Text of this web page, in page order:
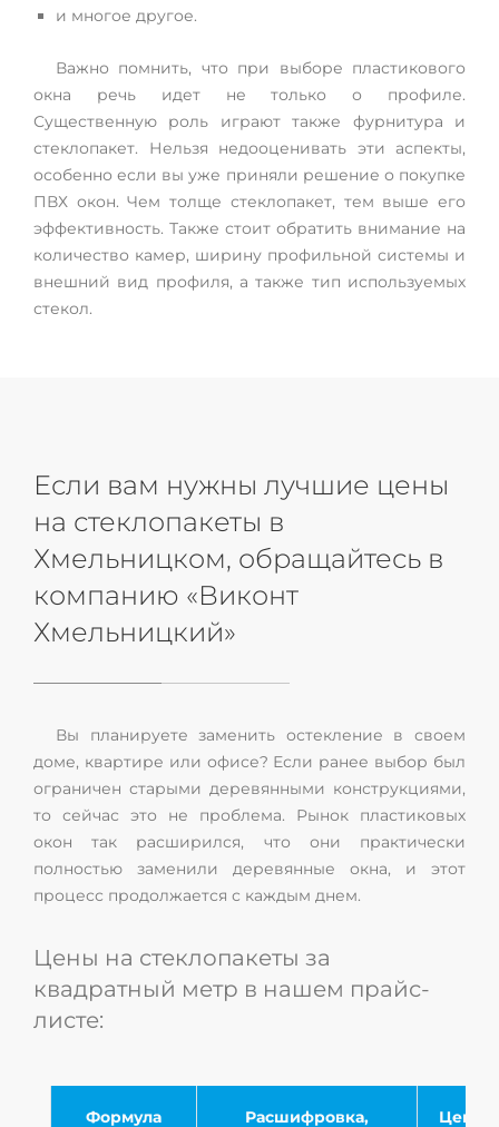
и многое другое.
Важно помнить, что при выборе пластикового
окна речь идет не только о профиле.
Существенную роль играют также фурнитура и
стеклопакет. Нельзя недооценивать эти аспекты,
особенно если вы уже приняли решение о покупке
ПВХ окон. Чем толще стеклопакет, тем выше его
эффективность. Также стоит обратить внимание на
количество камер, ширину профильной системы и
внешний вид профиля, а также тип используемых
стекол.
Если вам нужны лучшие цены
на стеклопакеты в
Хмельницком, обращайтесь в
компанию «Виконт
Хмельницкий»
Вы планируете заменить остекление в своем
доме, квартире или офисе? Если ранее выбор был
ограничен старыми деревянными конструкциями,
то сейчас это не проблема. Рынок пластиковых
окон так расширился, что они практически
полностью заменили деревянные окна, и этот
процесс продолжается с каждым днем.
Цены на стеклопакеты за
квадратный метр в нашем прайс-
листе:
Формула Расшифровка, Цена в